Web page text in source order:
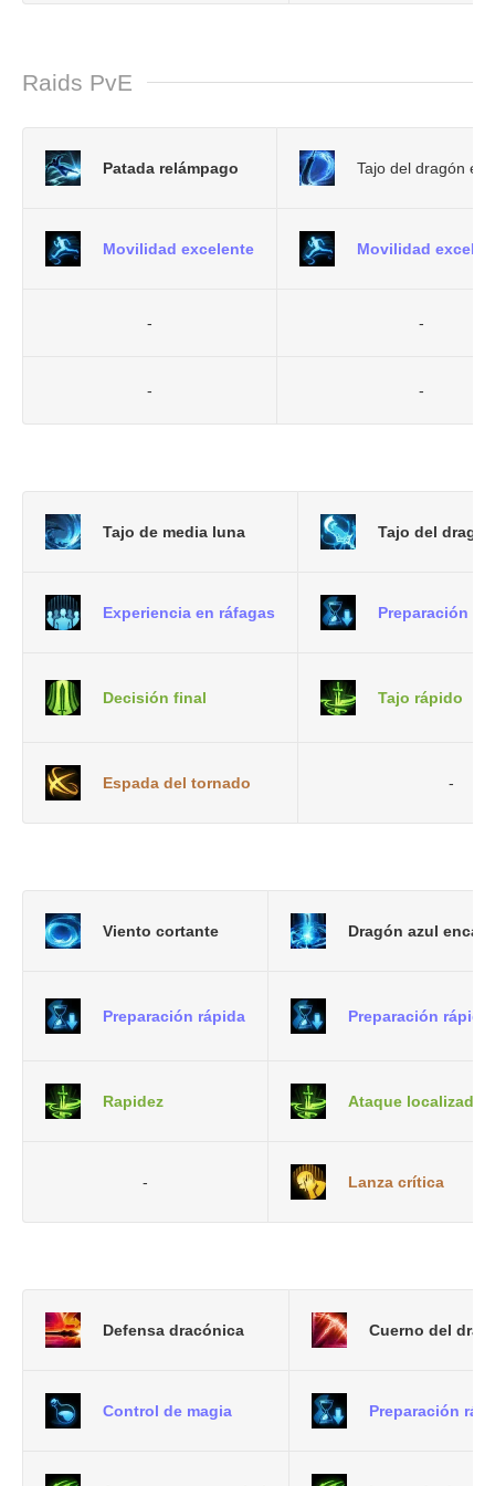
Raids PvE
Patada relámpago Tajo del dragón
Movilidad excelente Movilidad
- -
- -
Tajo de media luna Tajo del
Experiencia en ráfagas Preparación
Decisión final Tajo rápido
Espada del tornado -
Viento cortante Dragón azul
Preparación rápida Preparación rápida
Rapidez Ataque localizado
- Lanza crítica
Defensa dracónica Cuerno del
Control de magia Preparación